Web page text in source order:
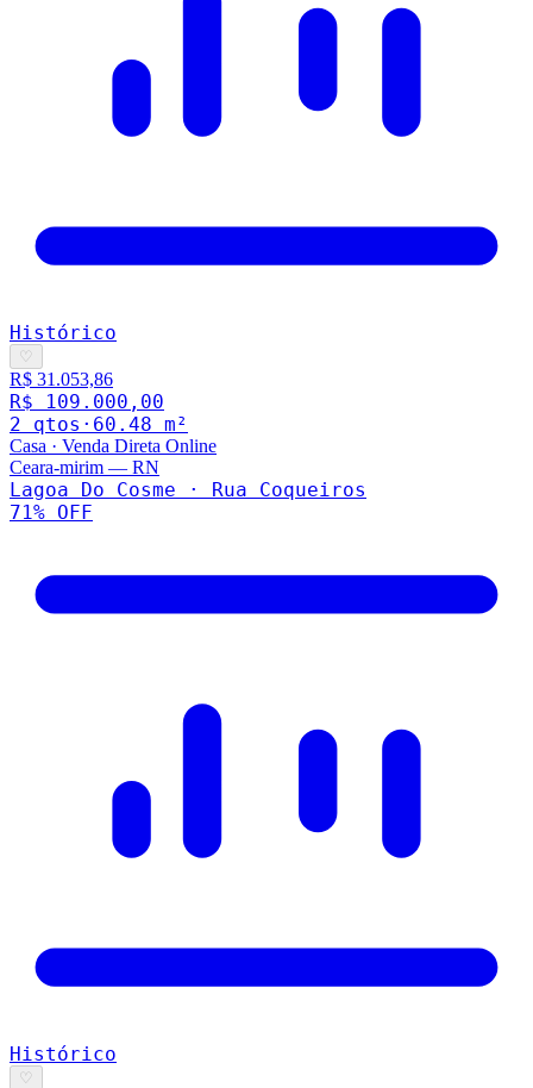
Histórico
♡
R$ 31.053,86
R$ 109.000,00
2 qtos · 60.48 m²
Casa · Venda Direta Online
Ceara-mirim — RN
Lagoa Do Cosme · Rua Coqueiros
71% OFF
Histórico
♡